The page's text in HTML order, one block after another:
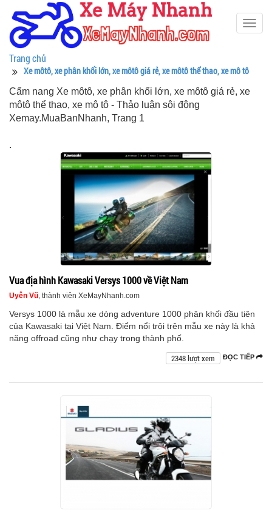
Trang chủ
Xe môtô, xe phân khối lớn, xe môtô giá rẻ, xe môtô thể thao, xe mô tô
Cẩm nang Xe môtô, xe phân khối lớn, xe môtô giá rẻ, xe
môtô thể thao, xe mô tô - Thảo luận sôi động
Xemay.MuaBanNhanh, Trang 1
.
Vua địa hình Kawasaki Versys 1000 về Việt Nam
Uyên Vũ, thành viên XeMayNhanh.com
Versys 1000 là mẫu xe dòng adventure 1000 phân khối đầu tiên
của Kawasaki tại Việt Nam. Điểm nổi trội trên mẫu xe này là khả
năng offroad cũng như chạy trong thành phố.
ĐỌC TIẾP
2348 lượt xem